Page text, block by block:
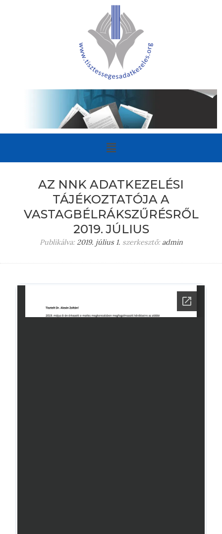
AZ NNK ADATKEZELÉSI
TÁJÉKOZTATÓJA A
VASTAGBÉLRÁKSZŰRÉSRŐL
2019. JÚLIUS
Publikálva: 2019. július 1. szerkesztő: admin